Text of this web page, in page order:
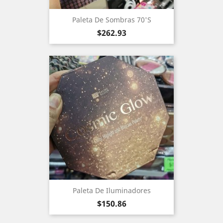
Paleta De Sombras 70's
Precio
$262.93
Paleta De Iluminadores
Precio
$150.86